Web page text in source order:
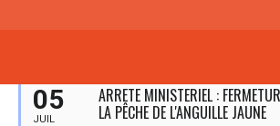
05
JUIL
ARRETE MINISTERIEL :
LA PÊCHE DE L'ANGUILLE JAUNE